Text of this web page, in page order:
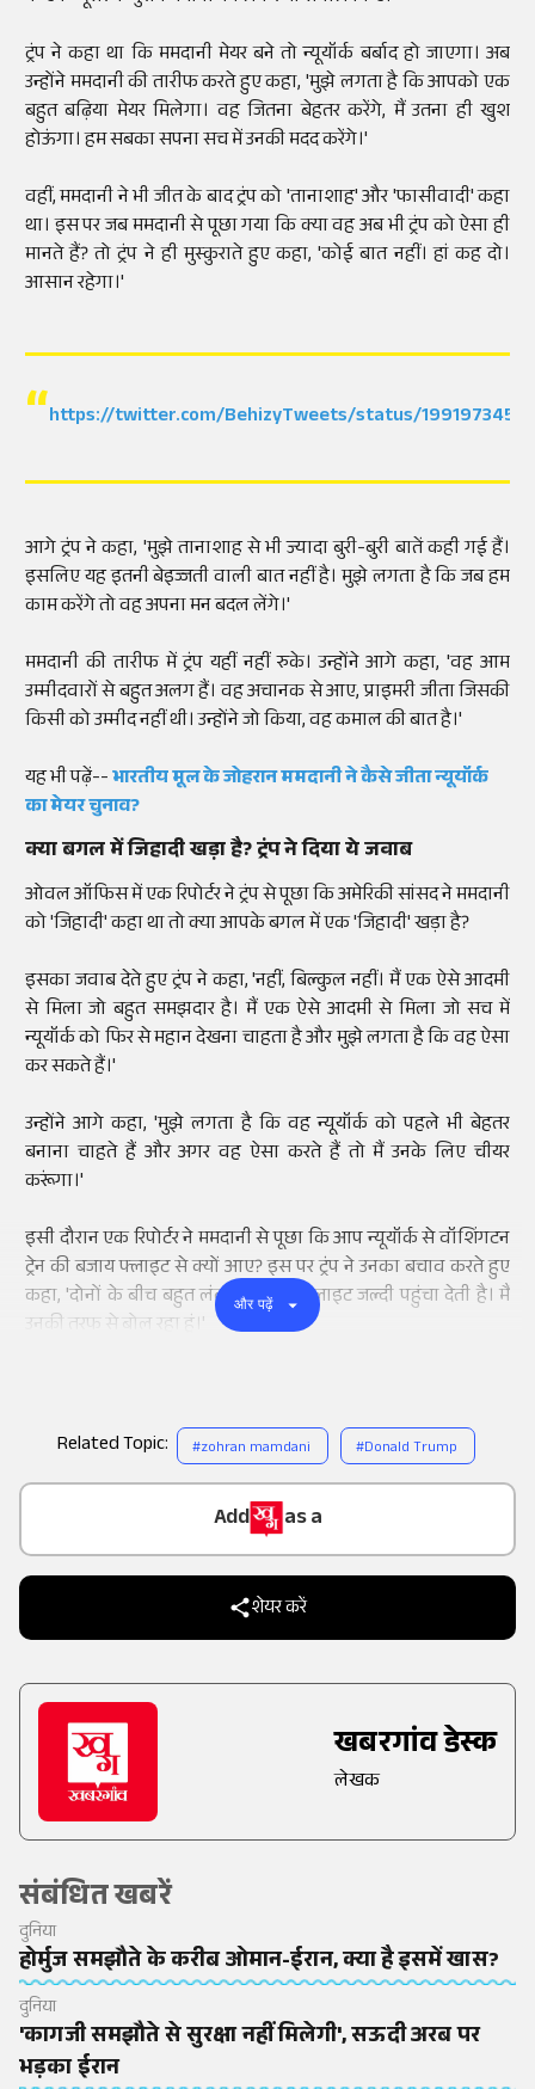
Add
as a
Trusted Source on
शेयर करें
खबरगांव डेस्क
लेखक
संबंधित खबरें
दुनिया
होर्मुज समझौते के करीब ओमान-ईरान, क्या है इसमें खास?
दुनिया
'कागजी समझौते से सुरक्षा नहीं मिलेगी', सऊदी अरब पर
भड़का ईरान
ट्रंप ने कहा था कि ममदानी मेयर बने तो न्यूयॉर्क बर्बाद हो जाएगा। अब
उन्होंने ममदानी की तारीफ करते हुए कहा, 'मुझे लगता है कि आपको एक
बहुत बढ़िया मेयर मिलेगा। वह जितना बेहतर करेंगे, मैं उतना ही खुश
होऊंगा। हम सबका सपना सच में उनकी मदद करेंगे।'
वहीं, ममदानी ने भी जीत के बाद ट्रंप को 'तानाशाह' और 'फासीवादी' कहा
था। इस पर जब ममदानी से पूछा गया कि क्या वह अब भी ट्रंप को ऐसा ही
मानते हैं? तो ट्रंप ने ही मुस्कुराते हुए कहा, 'कोई बात नहीं। हां कह दो।
आसान रहेगा।'
https://twitter.com/BehizyTweets/status/
आगे ट्रंप ने कहा, 'मुझे तानाशाह से भी ज्यादा बुरी-बुरी बातें कही गई हैं।
इसलिए यह इतनी बेइज्जती वाली बात नहीं है। मुझे लगता है कि जब हम
काम करेंगे तो वह अपना मन बदल लेंगे।'
ममदानी की तारीफ में ट्रंप यहीं नहीं रुके। उन्होंने आगे कहा, 'वह आम
उम्मीदवारों से बहुत अलग हैं। वह अचानक से आए, प्राइमरी जीता जिसकी
किसी को उम्मीद नहीं थी। उन्होंने जो किया, वह कमाल की बात है।'
यह भी पढ़ें--भारतीय मूल के जोहरान ममदानी ने कैसे जीता न्यूयॉर्क
का मेयर चुनाव?
क्या बगल में जिहादी खड़ा है? ट्रंप ने दिया ये जवाब
ओवल ऑफिस में एक रिपोर्टर ने ट्रंप से पूछा कि अमेरिकी सांसद ने ममदानी
को 'जिहादी' कहा था तो क्या आपके बगल में एक 'जिहादी' खड़ा है?
इसका जवाब देते हुए ट्रंप ने कहा, 'नहीं, बिल्कुल नहीं। मैं एक ऐसे आदमी
से मिला जो बहुत समझदार है। मैं एक ऐसे आदमी से मिला जो सच में
न्यूयॉर्क को फिर से महान देखना चाहता है और मुझे लगता है कि वह ऐसा
कर सकते हैं।'
उन्होंने आगे कहा, 'मुझे लगता है कि वह न्यूयॉर्क को पहले भी बेहतर
बनाना चाहते हैं और अगर वह ऐसा करते हैं तो मैं उनके लिए चीयर
करूंगा।'
इसी दौरान एक रिपोर्टर ने ममदानी से पूछा कि आप न्यूयॉर्क से वॉशिंगटन
ट्रेन की बजाय फ्लाइट से क्यों आए? इस पर ट्रंप ने उनका बचाव करते हुए
कहा, 'दोनों के बीच बहुत लंबा रास्ता है। फ्लाइट जल्दी पहुंचा देती है। मैं
उनकी तरफ से बोल रहा हूं।'
और पढ़ें
Related Topic: #zohran mamdani #Donald Trump